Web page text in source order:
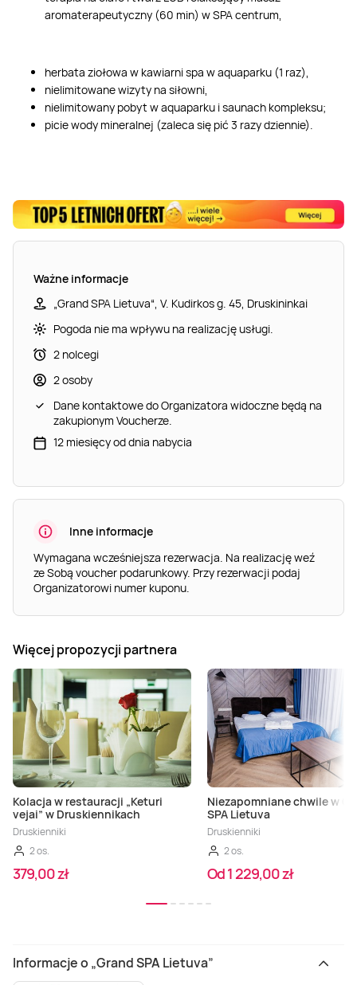
aromaterapeutyczny (60 min) w SPA centrum,
herbata ziołowa w kawiarni spa w aquaparku (1 raz),
nielimitowane wizyty na siłowni,
nielimitowany pobyt w aquaparku i saunach kompleksu;
picie wody mineralnej (zaleca się pić 3 razy dziennie).
Ważne informacje
„Grand SPA Lietuva“, V. Kudirkos g. 45, Druskininkai
Pogoda nie ma wpływu na realizację usługi.
2 nolcegi
2 osoby
Dane kontaktowe do Organizatora widoczne będą na
zakupionym Voucherze.
12 miesięcy od dnia nabycia
Inne informacje
Wymagana wcześniejsza rezerwacja. Na realizację weź
ze Sobą voucher podarunkowy. Przy rezerwacji podaj
Organizatorowi numer kuponu.
Więcej propozycji partnera
Kolacja w restauracji „Keturi
vejai” w Druskiennikach
Druskienniki
2 os.
379,00 zł
Niezapomniane chwile w
SPA Lietuva
Druskienniki
2 os.
Od 1 229,00 zł
Informacje o „Grand SPA Lietuva”